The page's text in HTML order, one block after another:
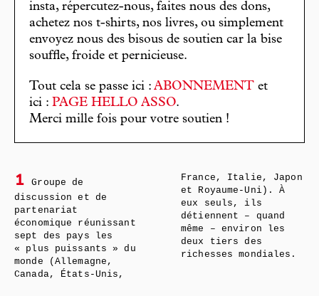
insta, répercutez-nous, faites nous des dons,
achetez nos t-shirts, nos livres, ou simplement
envoyez nous des bisous de soutien car la bise
souffle, froide et pernicieuse.
Tout cela se passe ici : ABONNEMENT et
ici : PAGE HELLO ASSO.
Merci mille fois pour votre soutien !
1
Groupe de
discussion et de
partenariat
économique réunissant
sept des pays les
« plus puissants » du
monde (Allemagne,
Canada, États-Unis,
France, Italie, Japon
et Royaume-Uni). À
eux seuls, ils
détiennent – quand
même – environ les
deux tiers des
richesses mondiales.